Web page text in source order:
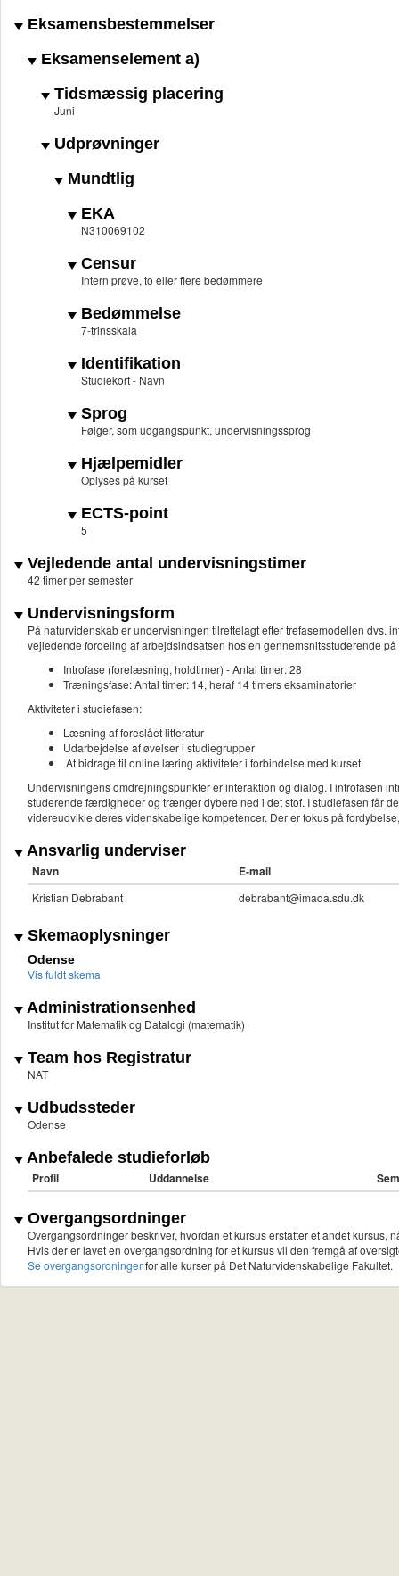
Eksamensbestemmelser
Eksamenselement a)
Tidsmæssig placering
Juni
Udprøvninger
Mundtlig
EKA
N310069102
Censur
Intern prøve, to eller flere bedømmere
Bedømmelse
7-trinsskala
Identifikation
Studiekort - Navn
Sprog
Følger, som udgangspunkt, undervisningssprog
Hjælpemidler
Oplyses på kurset
ECTS-point
5
Vejledende antal undervisningstimer
42 timer per semester
Undervisningsform
På naturvidenskab er undervisningen tilrettelagt efter trefasemodellen
vejledende fordeling af arbejdsindsatsen hos en gennemsnitsstuderende
Introfase (forelæsning, holdtimer) - Antal timer: 28
Træningsfase: Antal timer: 14, heraf 14 timers eksaminatorier
Aktiviteter i studiefasen:
Læsning af foreslået litteratur
Udarbejdelse af øvelser i studiegrupper
At bidrage til online læring aktiviteter i forbindelse med kurset
Undervisningens omdrejningspunkter er interaktion og dialog. I introfasen
studerende færdigheder og trænger dybere ned i det stof. I studiefasen får
videreudvikle deres videnskabelige kompetencer. Der er fokus på
Ansvarlig underviser
Navn E-mail
Kristian Debrabant debrabant@imada.sdu.dk
Skemaoplysninger
Odense
Vis fuldt skema
Administrationsenhed
Institut for Matematik og Datalogi (matematik)
Team hos Registratur
NAT
Udbudssteder
Odense
Anbefalede studieforløb
Profil Uddannelse
Overgangsordninger
Overgangsordninger beskriver, hvordan et kursus erstatter et andet kursus,
Hvis der er lavet en overgangsordning for et kursus vil den fremgå af
Se overgangsordningerfor alle kurser på Det Naturvidenskabelige Fakultet.